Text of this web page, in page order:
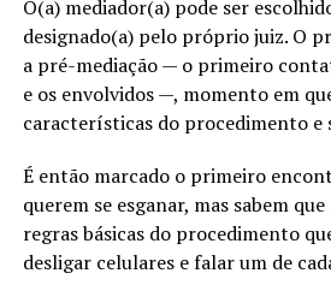
O(a) mediador(a) pode ser
designado(a) pelo próprio juiz. O
a pré-mediação — o primeiro
e os envolvidos —, momento em
características do procedimento e
É então marcado o primeiro
querem se esganar, mas sabem
regras básicas do procedimento
desligar celulares e falar um de